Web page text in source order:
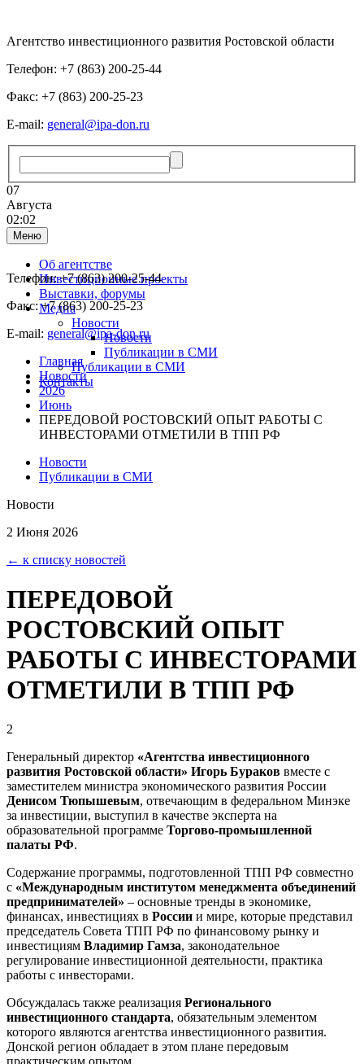
Агентство инвестиционного развития Ростовской области
Телефон: +7 (863) 200-25-44
Факс: +7 (863) 200-25-23
E-mail: general@ipa-don.ru
07
Августа
02:02
Меню
Об агентстве
Инвестиционные проекты
Выставки, форумы
Медиа
Новости
Новости
Публикации в СМИ
Публикации в СМИ
Контакты
Телефон: +7 (863) 200-25-44
Факс: +7 (863) 200-25-23
E-mail: general@ipa-don.ru
Главная
Новости
2026
Июнь
ПЕРЕДОВОЙ РОСТОВСКИЙ ОПЫТ РАБОТЫ С
ИНВЕСТОРАМИ ОТМЕТИЛИ В ТПП РФ
Новости
Публикации в СМИ
Новости
2 Июня 2026
← к списку новостей
ПЕРЕДОВОЙ
РОСТОВСКИЙ ОПЫТ
РАБОТЫ С ИНВЕСТОРАМИ
ОТМЕТИЛИ В ТПП РФ
2
Генеральный директор «Агентства инвестиционного
развития Ростовской области» Игорь Бураков вместе с
заместителем министра экономического развития России
Денисом Тюпышевым, отвечающим в федеральном Минэке
за инвестиции, выступил в качестве эксперта на
образовательной программе Торгово-промышленной
палаты РФ.
Содержание программы, подготовленной ТПП РФ совместно
с «Международным институтом менеджмента объединений
предпринимателей» – основные тренды в экономике,
финансах, инвестициях в России и мире, которые представил
председатель Совета ТПП РФ по финансовому рынку и
инвестициям Владимир Гамза, законодательное
регулирование инвестиционной деятельности, практика
работы с инвесторами.
Обсуждалась также реализация Регионального
инвестиционного стандарта, обязательным элементом
которого являются агентства инвестиционного развития.
Донской регион обладает в этом плане передовым